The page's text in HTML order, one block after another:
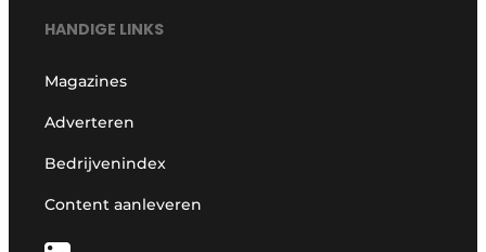
HANDIGE LINKS
Magazines
Adverteren
Bedrijvenindex
Content aanleveren